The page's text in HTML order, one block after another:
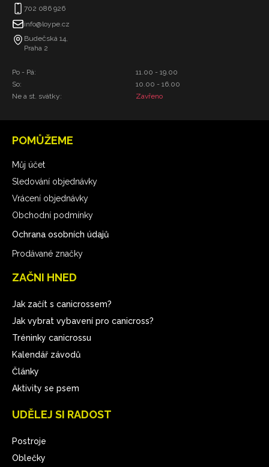
702 086 926
info@loype.cz
Budečská 14,
Praha 2
Po - Pá:
So:
Ne a st. svátky:
11.00 - 19.00
10.00 - 16.00
Zavřeno
POMŮŽEME
Můj účet
Sledování objednávky
Vrácení objednávky
Obchodní podmínky
Ochrana osobních údajů
Prodávané značky
ZAČNI HNED
Jak začít s canicrossem?
Jak vybrat vybavení pro canicross?
Tréninky canicrossu
Kalendář závodů
Články
Aktivity se psem
UDĚLEJ SI RADOST
Postroje
Oblečky